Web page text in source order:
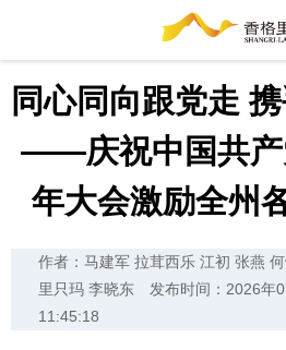
同心同向跟党走
——庆祝中国共产
年大会激励全州
作者：马建军 拉茸西乐 江初 张燕
里只玛 李晓东
发布时间：2026年
11:45:18